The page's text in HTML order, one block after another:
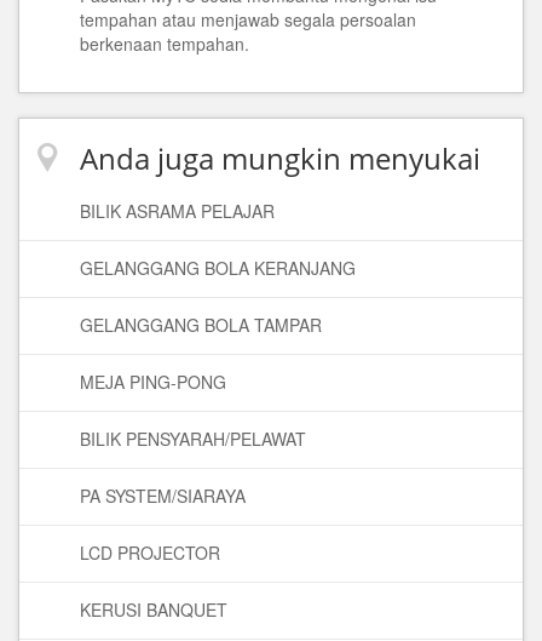
tempahan atau menjawab segala persoalan
berkenaan tempahan.
Anda juga mungkin menyukai
BILIK ASRAMA PELAJAR
GELANGGANG BOLA KERANJANG
GELANGGANG BOLA TAMPAR
MEJA PING-PONG
BILIK PENSYARAH/PELAWAT
PA SYSTEM/SIARAYA
LCD PROJECTOR
KERUSI BANQUET